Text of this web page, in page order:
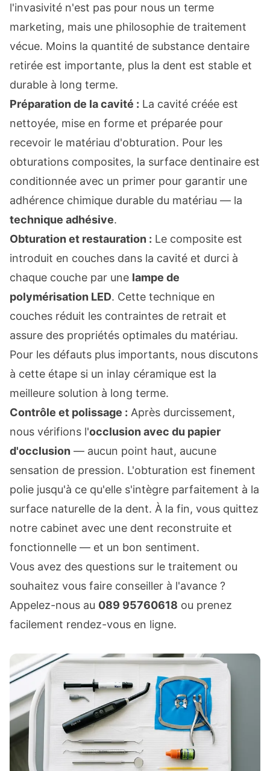
l'invasivité n'est pas pour nous un terme
marketing, mais une philosophie de traitement
vécue. Moins la quantité de substance dentaire
retirée est importante, plus la dent est stable et
durable à long terme.
Préparation de la cavité : La cavité créée est
nettoyée, mise en forme et préparée pour
recevoir le matériau d'obturation. Pour les
obturations composites, la surface dentinaire est
conditionnée avec un primer pour garantir une
adhérence chimique durable du matériau — la
technique adhésive.
Obturation et restauration : Le composite est
introduit en couches dans la cavité et durci à
chaque couche par une lampe de
polymérisation LED. Cette technique en
couches réduit les contraintes de retrait et
assure des propriétés optimales du matériau.
Pour les défauts plus importants, nous discutons
à cette étape si un inlay céramique est la
meilleure solution à long terme.
Contrôle et polissage : Après durcissement,
nous vérifions l'occlusion avec du papier
d'occlusion — aucun point haut, aucune
sensation de pression. L'obturation est finement
polie jusqu'à ce qu'elle s'intègre parfaitement à la
surface naturelle de la dent. À la fin, vous quittez
notre cabinet avec une dent reconstruite et
fonctionnelle — et un bon sentiment.
Vous avez des questions sur le traitement ou
souhaitez vous faire conseiller à l'avance ?
Appelez-nous au 089 95760618 ou prenez
facilement rendez-vous en ligne.